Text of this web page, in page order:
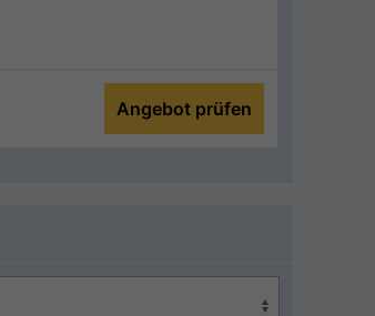
Angebot prüfen